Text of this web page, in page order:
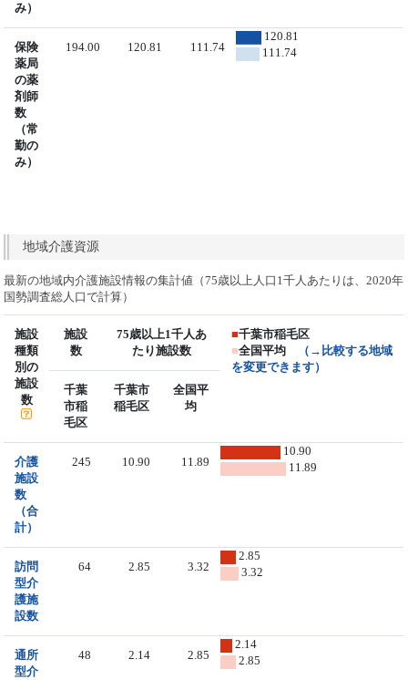
み）
保険
薬局
の薬
剤師
数
（常
勤の
み）
194.00 120.81 111.74
120.81
111.74
地域介護資源
最新の地域内介護施設情報の集計値（75歳以上人口1千人あたりは、2020年
国勢調査総人口で計算）
施設
種類
別の
施設
数
施設
数
75歳以上1千人あ
たり施設数
■千葉市稲毛区
■全国平均
（→比較する地域
を変更できます）
千葉
市稲
毛区
千葉市
稲毛区
全国平
均
介護
施設
数
（合
計）
245 10.90 11.89
10.90
11.89
訪問
型介
護施
設数
64 2.85 3.32
2.85
3.32
通所
型介
48 2.14 2.85
2.14
2.85